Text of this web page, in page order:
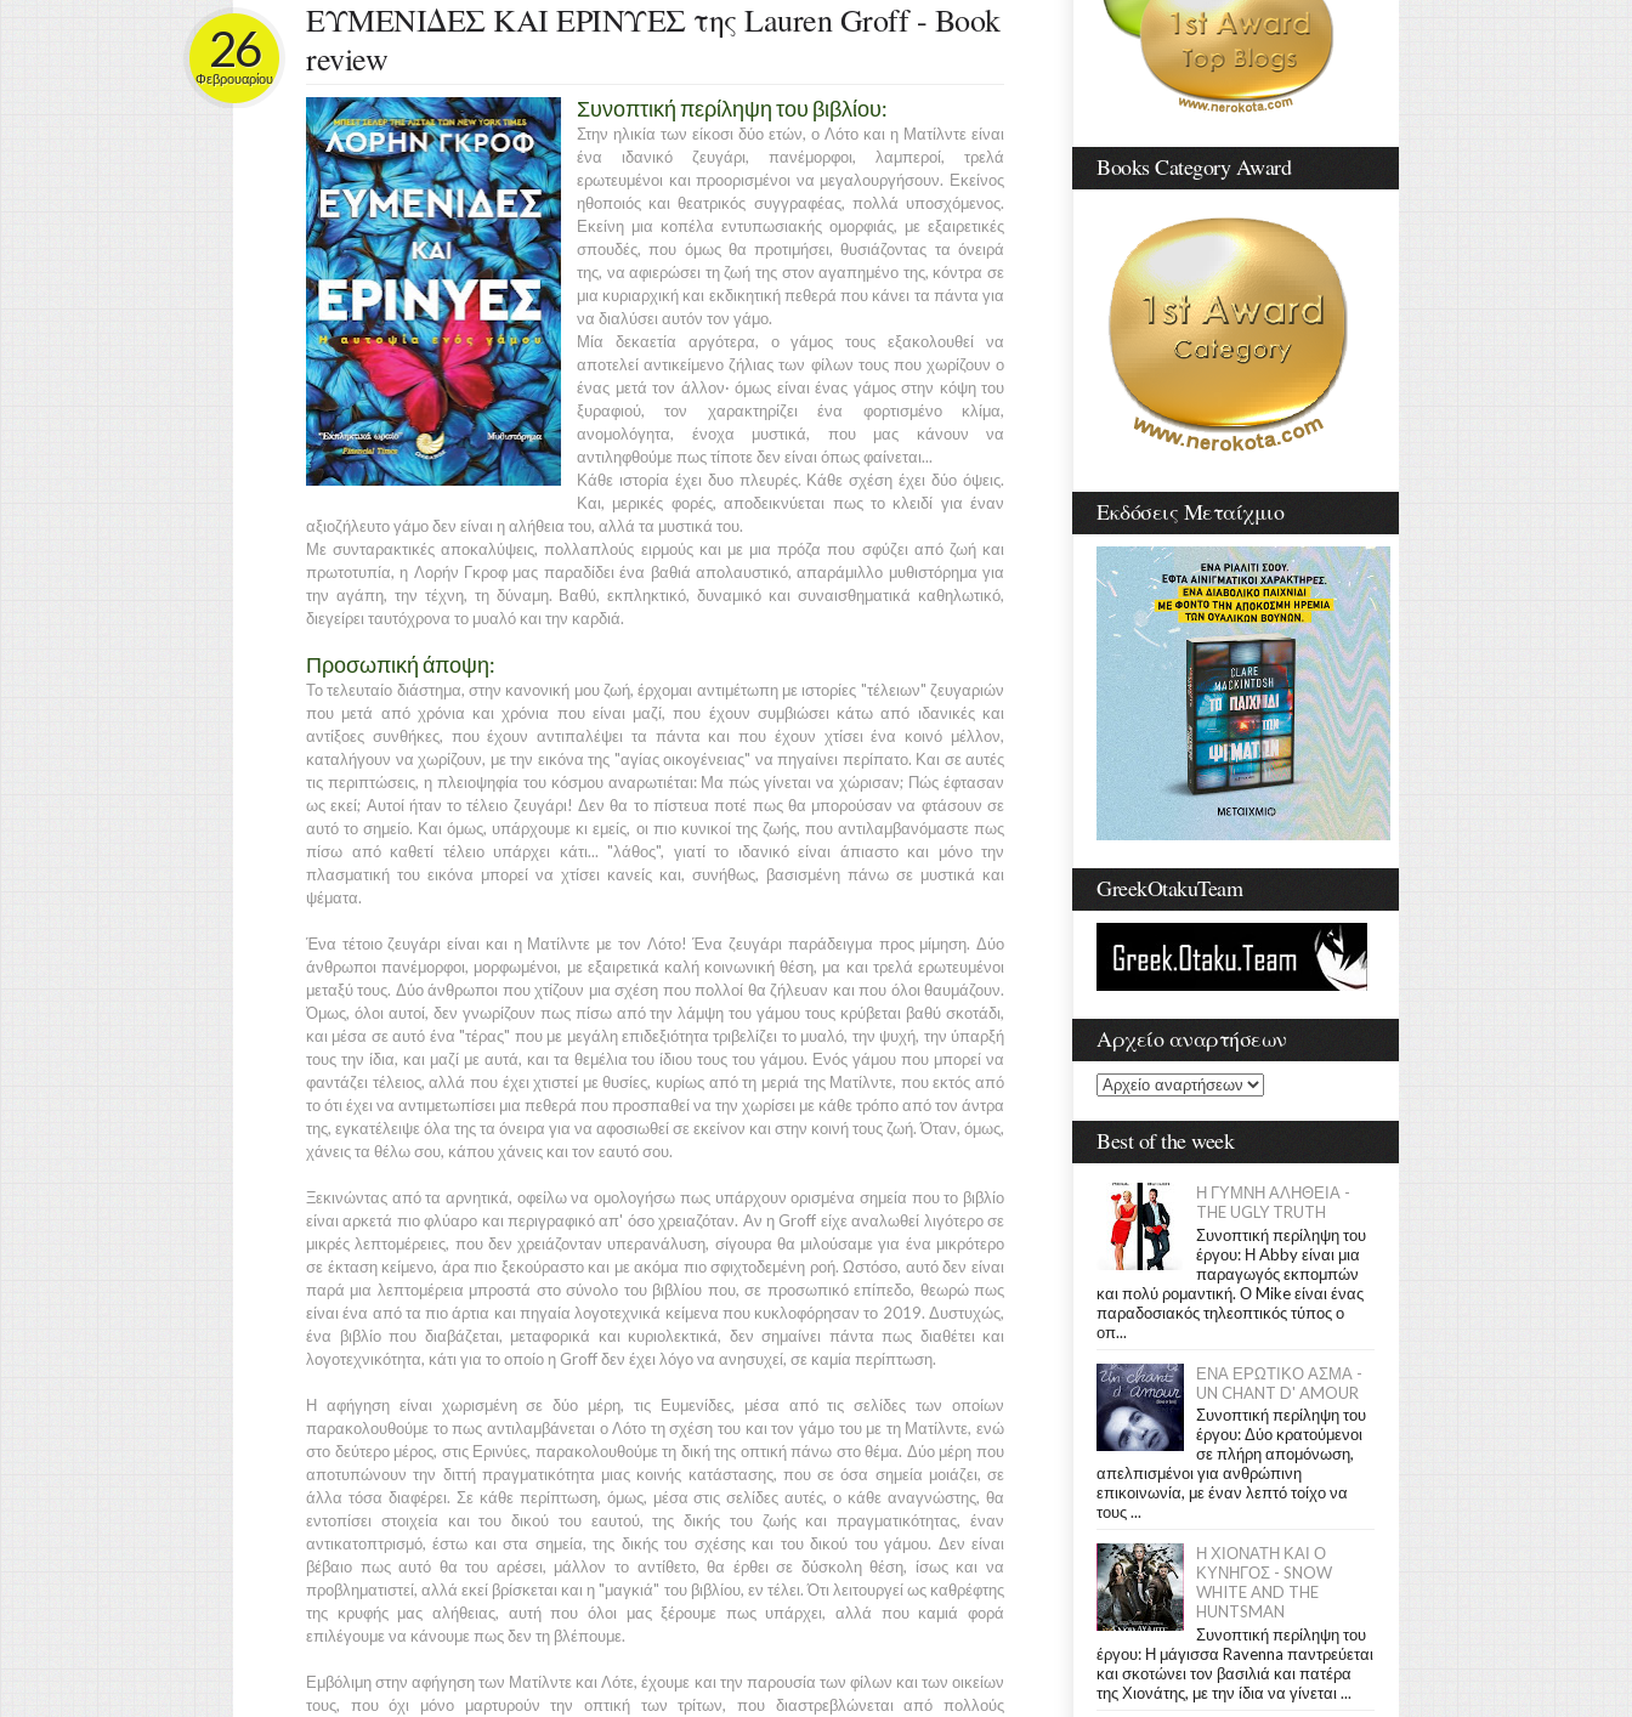
ΕΥΜΕΝΙΔΕΣ ΚΑΙ ΕΡΙΝΥΕΣ της Lauren Groff - Book
review
26
Φεβρουαρίου
Συνοπτική περίληψη του βιβλίου:
Στην ηλικία των είκοσι δύο ετών, ο Λότο και η Ματίλντε είναι
ένα ιδανικό ζευγάρι, πανέμορφοι, λαμπεροί, τρελά
ερωτευμένοι και προορισμένοι να μεγαλουργήσουν. Εκείνος
ηθοποιός και θεατρικός συγγραφέας, πολλά υποσχόμενος.
Εκείνη μια κοπέλα εντυπωσιακής ομορφιάς, με εξαιρετικές
σπουδές, που όμως θα προτιμήσει, θυσιάζοντας τα όνειρά
της, να αφιερώσει τη ζωή της στον αγαπημένο της, κόντρα σε
μια κυριαρχική και εκδικητική πεθερά που κάνει τα πάντα για
να διαλύσει αυτόν τον γάμο.
Μία δεκαετία αργότερα, ο γάμος τους εξακολουθεί να
αποτελεί αντικείμενο ζήλιας των φίλων τους που χωρίζουν ο
ένας μετά τον άλλον· όμως είναι ένας γάμος στην κόψη του
ξυραφιού, τον χαρακτηρίζει ένα φορτισμένο κλίμα,
ανομολόγητα, ένοχα μυστικά, που μας κάνουν να
αντιληφθούμε πως τίποτε δεν είναι όπως φαίνεται...
Κάθε ιστορία έχει δυο πλευρές. Κάθε σχέση έχει δύο όψεις.
Και, μερικές φορές, αποδεικνύεται πως το κλειδί για έναν
αξιοζήλευτο γάμο δεν είναι η αλήθεια του, αλλά τα μυστικά του.
Με συνταρακτικές αποκαλύψεις, πολλαπλούς ειρμούς και με μια πρόζα που σφύζει από ζωή και
πρωτοτυπία, η Λορήν Γκροφ μας παραδίδει ένα βαθιά απολαυστικό, απαράμιλλο μυθιστόρημα για
την αγάπη, την τέχνη, τη δύναμη. Βαθύ, εκπληκτικό, δυναμικό και συναισθηματικά καθηλωτικό,
διεγείρει ταυτόχρονα το μυαλό και την καρδιά.
Προσωπική άποψη:
Το τελευταίο διάστημα, στην κανονική μου ζωή, έρχομαι αντιμέτωπη με ιστορίες "τέλειων" ζευγαριών
που μετά από χρόνια και χρόνια που είναι μαζί, που έχουν συμβιώσει κάτω από ιδανικές και
αντίξοες συνθήκες, που έχουν αντιπαλέψει τα πάντα και που έχουν χτίσει ένα κοινό μέλλον,
καταλήγουν να χωρίζουν, με την εικόνα της "αγίας οικογένειας" να πηγαίνει περίπατο. Και σε αυτές
τις περιπτώσεις, η πλειοψηφία του κόσμου αναρωτιέται: Μα πώς γίνεται να χώρισαν; Πώς έφτασαν
ως εκεί; Αυτοί ήταν το τέλειο ζευγάρι! Δεν θα το πίστευα ποτέ πως θα μπορούσαν να φτάσουν σε
αυτό το σημείο. Και όμως, υπάρχουμε κι εμείς, οι πιο κυνικοί της ζωής, που αντιλαμβανόμαστε πως
πίσω από καθετί τέλειο υπάρχει κάτι... "λάθος", γιατί το ιδανικό είναι άπιαστο και μόνο την
πλασματική του εικόνα μπορεί να χτίσει κανείς και, συνήθως, βασισμένη πάνω σε μυστικά και
ψέματα.
Ένα τέτοιο ζευγάρι είναι και η Ματίλντε με τον Λότο! Ένα ζευγάρι παράδειγμα προς μίμηση. Δύο
άνθρωποι πανέμορφοι, μορφωμένοι, με εξαιρετικά καλή κοινωνική θέση, μα και τρελά ερωτευμένοι
μεταξύ τους. Δύο άνθρωποι που χτίζουν μια σχέση που πολλοί θα ζήλευαν και που όλοι θαυμάζουν.
Όμως, όλοι αυτοί, δεν γνωρίζουν πως πίσω από την λάμψη του γάμου τους κρύβεται βαθύ σκοτάδι,
και μέσα σε αυτό ένα "τέρας" που με μεγάλη επιδεξιότητα τριβελίζει το μυαλό, την ψυχή, την ύπαρξή
τους την ίδια, και μαζί με αυτά, και τα θεμέλια του ίδιου τους του γάμου. Ενός γάμου που μπορεί να
φαντάζει τέλειος, αλλά που έχει χτιστεί με θυσίες, κυρίως από τη μεριά της Ματίλντε, που εκτός από
το ότι έχει να αντιμετωπίσει μια πεθερά που προσπαθεί να την χωρίσει με κάθε τρόπο από τον άντρα
της, εγκατέλειψε όλα της τα όνειρα για να αφοσιωθεί σε εκείνον και στην κοινή τους ζωή. Όταν, όμως,
χάνεις τα θέλω σου, κάπου χάνεις και τον εαυτό σου.
Ξεκινώντας από τα αρνητικά, οφείλω να ομολογήσω πως υπάρχουν ορισμένα σημεία που το βιβλίο
είναι αρκετά πιο φλύαρο και περιγραφικό απ' όσο χρειαζόταν. Αν η Groff είχε αναλωθεί λιγότερο σε
μικρές λεπτομέρειες, που δεν χρειάζονταν υπερανάλυση, σίγουρα θα μιλούσαμε για ένα μικρότερο
σε έκταση κείμενο, άρα πιο ξεκούραστο και με ακόμα πιο σφιχτοδεμένη ροή. Ωστόσο, αυτό δεν είναι
παρά μια λεπτομέρεια μπροστά στο σύνολο του βιβλίου που, σε προσωπικό επίπεδο, θεωρώ πως
είναι ένα από τα πιο άρτια και πηγαία λογοτεχνικά κείμενα που κυκλοφόρησαν το 2019. Δυστυχώς,
ένα βιβλίο που διαβάζεται, μεταφορικά και κυριολεκτικά, δεν σημαίνει πάντα πως διαθέτει και
λογοτεχνικότητα, κάτι για το οποίο η Groff δεν έχει λόγο να ανησυχεί, σε καμία περίπτωση.
Η αφήγηση είναι χωρισμένη σε δύο μέρη, τις Ευμενίδες, μέσα από τις σελίδες των οποίων
παρακολουθούμε το πως αντιλαμβάνεται ο Λότο τη σχέση του και τον γάμο του με τη Ματίλντε, ενώ
στο δεύτερο μέρος, στις Ερινύες, παρακολουθούμε τη δική της οπτική πάνω στο θέμα. Δύο μέρη που
αποτυπώνουν την διττή πραγματικότητα μιας κοινής κατάστασης, που σε όσα σημεία μοιάζει, σε
άλλα τόσα διαφέρει. Σε κάθε περίπτωση, όμως, μέσα στις σελίδες αυτές, ο κάθε αναγνώστης, θα
εντοπίσει στοιχεία και του δικού του εαυτού, της δικής του ζωής και πραγματικότητας, έναν
αντικατοπτρισμό, έστω και στα σημεία, της δικής του σχέσης και του δικού του γάμου. Δεν είναι
βέβαιο πως αυτό θα του αρέσει, μάλλον το αντίθετο, θα έρθει σε δύσκολη θέση, ίσως και να
προβληματιστεί, αλλά εκεί βρίσκεται και η "μαγκιά" του βιβλίου, εν τέλει. Ότι λειτουργεί ως καθρέφτης
της κρυφής μας αλήθειας, αυτή που όλοι μας ξέρουμε πως υπάρχει, αλλά που καμιά φορά
επιλέγουμε να κάνουμε πως δεν τη βλέπουμε.
Εμβόλιμη στην αφήγηση των Ματίλντε και Λότε, έχουμε και την παρουσία των φίλων και των οικείων
τους, που όχι μόνο μαρτυρούν την οπτική των τρίτων, που διαστρεβλώνεται από πολλούς
Books Category Award
Εκδόσεις Μεταίχμιο
GreekOtakuTeam
Αρχείο αναρτήσεων
Best of the week
Η ΓΥΜΝΗ ΑΛΗΘΕΙΑ -
THE UGLY TRUTH
Συνοπτική περίληψη του
έργου: Η Abby είναι μια
παραγωγός εκπομπών
και πολύ ρομαντική. Ο Mike είναι ένας
παραδοσιακός τηλεοπτικός τύπος ο
οπ...
ΕΝΑ ΕΡΩΤΙΚΟ ΑΣΜΑ -
UN CHANT D' AMOUR
Συνοπτική περίληψη του
έργου: Δύο κρατούμενοι
σε πλήρη απομόνωση,
απελπισμένοι για ανθρώπινη
επικοινωνία, με έναν λεπτό τοίχο να
τους ...
Η ΧΙΟΝΑΤΗ ΚΑΙ Ο
ΚΥΝΗΓΟΣ - SNOW
WHITE AND THE
HUNTSMAN
Συνοπτική περίληψη του
έργου: Η μάγισσα Ravenna παντρεύεται
και σκοτώνει τον βασιλιά και πατέρα
της Χιονάτης, με την ίδια να γίνεται ...